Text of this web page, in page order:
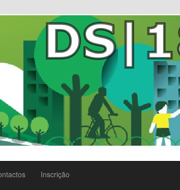
Inscrição